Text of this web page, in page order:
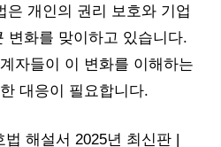
은 개인의 권리 보호와 기업
변화를 맞이하고 있습니다.
자들이 이 변화를 이해하는
대응이 필요합니다.
해설서 2025년 최신판 |